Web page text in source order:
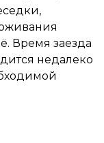
Время заезда
недалеко